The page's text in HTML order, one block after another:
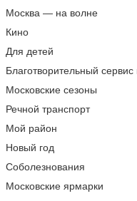
Москва — на волне
Кино
Для детей
Благотворительный сервис
Московские сезоны
Речной транспорт
Мой район
Новый год
Соболезнования
Московские ярмарки